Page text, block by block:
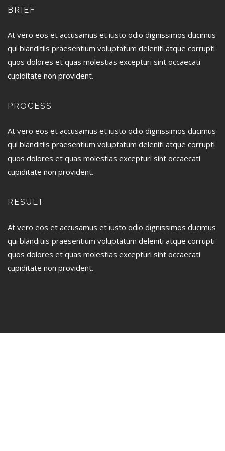
BRIEF
At vero eos et accusamus et iusto odio dignissimos ducimus
qui blanditiis praesentium voluptatum deleniti atque corrupti
quos dolores et quas molestias excepturi sint occaecati
cupiditate non provident.
PROCESS
At vero eos et accusamus et iusto odio dignissimos ducimus
qui blanditiis praesentium voluptatum deleniti atque corrupti
quos dolores et quas molestias excepturi sint occaecati
cupiditate non provident.
RESULT
At vero eos et accusamus et iusto odio dignissimos ducimus
qui blanditiis praesentium voluptatum deleniti atque corrupti
quos dolores et quas molestias excepturi sint occaecati
cupiditate non provident.